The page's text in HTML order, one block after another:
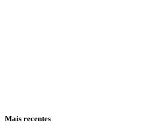
Mais recentes